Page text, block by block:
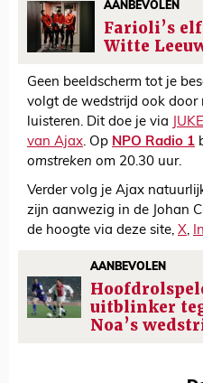
AANBEVOLEN
Farioli’s
Witte
Geen beeldscherm tot je
volgt de wedstrijd ook door
luisteren. Dit doe je via
JUKE
van Ajax. Op NPO Radio 1
omstreken om 20.30 uur.
Verder volg je Ajax
zijn aanwezig in de Johan
de hoogte via deze site, X,
AANBEVOLEN
uitblinker
Noa’s